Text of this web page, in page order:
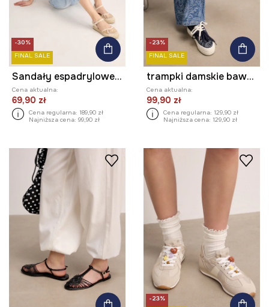
-30%
FINAL SALE
Sandały espadrylowe damskie
Cena aktualna:
69,90 zł
Cena regularna: 189,90 zł
Najniższa cena: 99,90 zł
-23%
FINAL SALE
trampki damskie bawełniane
Cena aktualna:
99,90 zł
Cena regularna: 129,90 zł
Najniższa cena: 129,90 zł
-23%